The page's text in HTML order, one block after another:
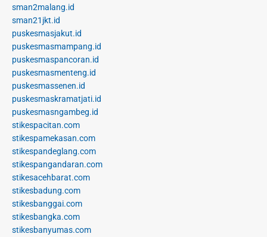
sman2malang.id
sman21jkt.id
puskesmasjakut.id
puskesmasmampang.id
puskesmaspancoran.id
puskesmasmenteng.id
puskesmassenen.id
puskesmaskramatjati.id
puskesmasngambeg.id
stikespacitan.com
stikespamekasan.com
stikespandeglang.com
stikespangandaran.com
stikesacehbarat.com
stikesbadung.com
stikesbanggai.com
stikesbangka.com
stikesbanyumas.com